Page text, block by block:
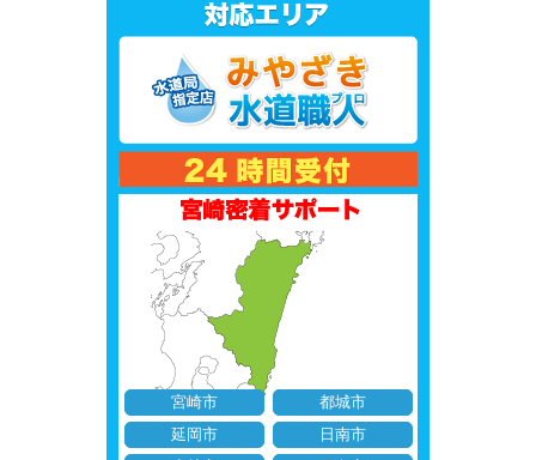
宮崎市
都城市
延岡市
日南市